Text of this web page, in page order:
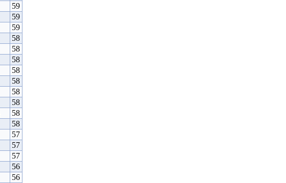
59
59
59
58
58
58
58
58
58
58
58
58
57
57
57
56
56